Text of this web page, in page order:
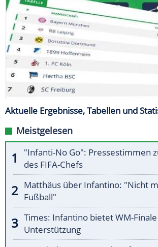
Aktuelle Ergebnisse, Tabellen und
Meistgelesen
"Infanti-No Go": Pressestimmen
des FIFA-Chefs
Matthäus über Infantino: "Nicht
Fußball"
Times: Infantino bietet WM-
Unterstützung